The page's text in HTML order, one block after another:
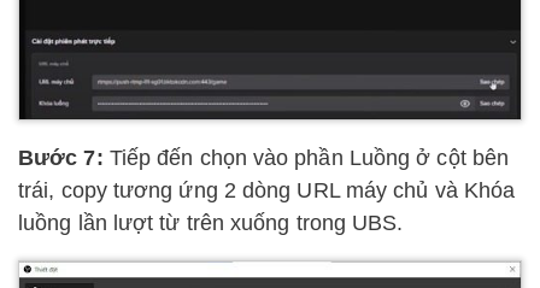
Bước 7: Tiếp đến chọn vào phần Luồng ở cột bên
trái, copy tương ứng 2 dòng URL máy chủ và Khóa
luồng lần lượt từ trên xuống trong UBS.